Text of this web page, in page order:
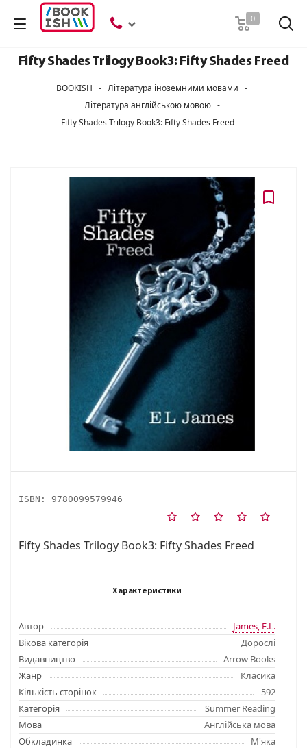
0
Fifty Shades Trilogy Book3: Fifty Shades Freed
BOOKISH - Література іноземними мовами -
Література англійською мовою -
Fifty Shades Trilogy Book3: Fifty Shades Freed -
ISBN: 9780099579946
Fifty Shades Trilogy Book3: Fifty Shades Freed
Характеристики
Автор
James, E.L.
Вікова категорія
Дорослі
Видавництво
Arrow Books
Жанр
Класика
Кількість сторінок
592
Категорія
Summer Reading
Мова
Англійська мова
Обкладинка
М'яка